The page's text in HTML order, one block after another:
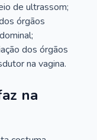
de ultrassom;
órgãos
dos órgãos
na vagina.
na